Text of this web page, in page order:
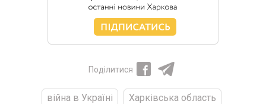
Поділитися
війна в Україні
Харківська область